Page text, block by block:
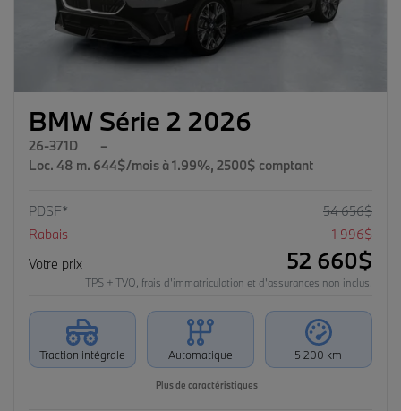
BMW Série 2 2026
26-371D
–
Loc. 48 m. 644$/mois à 1.99%, 2500$ comptant
PDSF* 54 656$
Rabais
1 996$
Votre prix
52 660$
TPS + TVQ, frais d'immatriculation et d'assurances non inclus.
Traction intégrale Automatique 5 200 km
Plus de caractéristiques